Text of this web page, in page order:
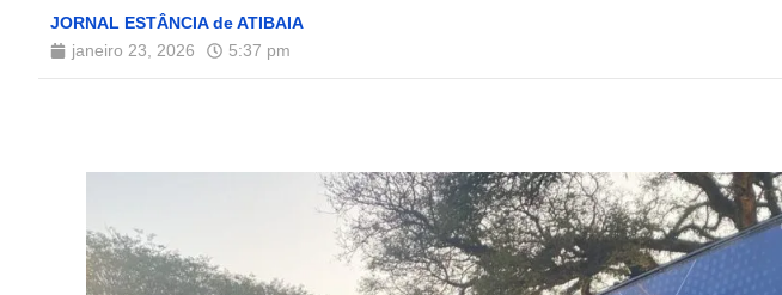
JORNAL ESTÂNCIA de ATIBAIA
janeiro 23, 2026
5:37 pm